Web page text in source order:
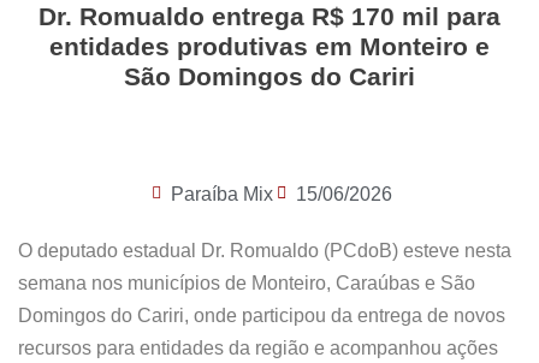
Dr. Romualdo entrega R$ 170 mil para
entidades produtivas em Monteiro e
São Domingos do Cariri
Paraíba Mix 15/06/2026
O deputado estadual Dr. Romualdo (PCdoB) esteve nesta
semana nos municípios de Monteiro, Caraúbas e São
Domingos do Cariri, onde participou da entrega de novos
recursos para entidades da região e acompanhou ações